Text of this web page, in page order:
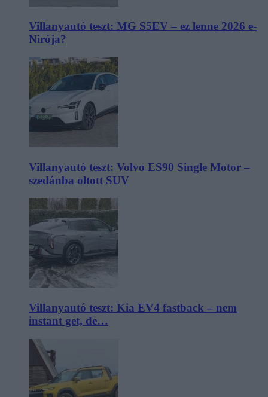
Villanyautó teszt: MG S5EV – ez lenne 2026 e-
Nirója?
Villanyautó teszt: Volvo ES90 Single Motor –
szedánba oltott SUV
Villanyautó teszt: Kia EV4 fastback – nem
instant get, de…